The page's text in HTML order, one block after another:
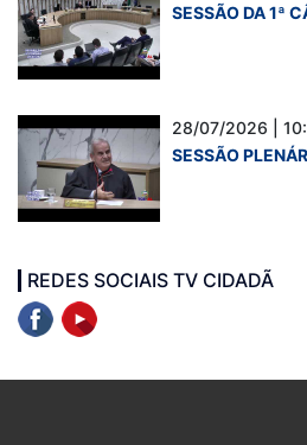
SESSÃO DA 1ª
28/07/2026 |
SESSÃO
REDES SOCIAIS TV CIDADÃ